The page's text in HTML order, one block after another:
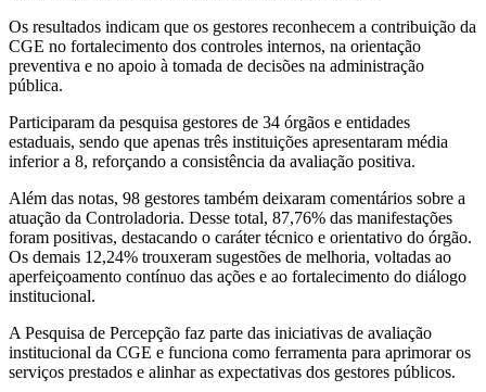
Os resultados indicam que os gestores reconhecem a contribuição da
CGE no fortalecimento dos controles internos, na orientação
preventiva e no apoio à tomada de decisões na administração
pública.
Participaram da pesquisa gestores de 34 órgãos e entidades
estaduais, sendo que apenas três instituições apresentaram média
inferior a 8, reforçando a consistência da avaliação positiva.
Além das notas, 98 gestores também deixaram comentários sobre a
atuação da Controladoria. Desse total, 87,76% das manifestações
foram positivas, destacando o caráter técnico e orientativo do órgão.
Os demais 12,24% trouxeram sugestões de melhoria, voltadas ao
aperfeiçoamento contínuo das ações e ao fortalecimento do diálogo
institucional.
A Pesquisa de Percepção faz parte das iniciativas de avaliação
institucional da CGE e funciona como ferramenta para aprimorar os
serviços prestados e alinhar as expectativas dos gestores públicos.